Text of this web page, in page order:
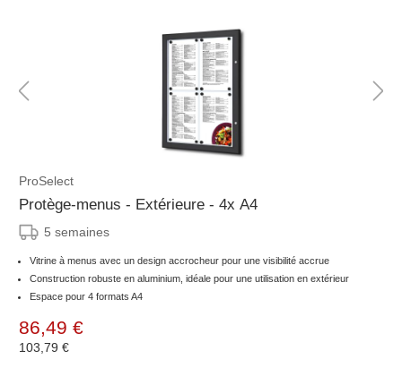
ProSelect
Protège-menus - Extérieure - 4x A4
5 semaines
Vitrine à menus avec un design accrocheur pour une visibilité accrue
Construction robuste en aluminium, idéale pour une utilisation en extérieur
Espace pour 4 formats A4
86,49 €
103,79 €